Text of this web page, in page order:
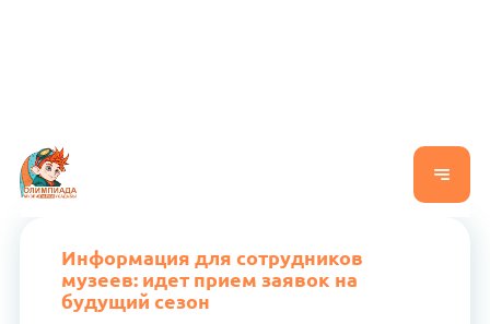
Информация для сотрудников
музеев: идет прием заявок на
будущий сезон